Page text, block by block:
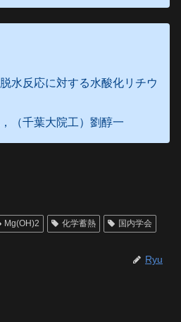
水反応に対する水酸化リチウ
（千葉大院工）劉醇一
Mg(OH)2 化学蓄熱 国内学会
Ryu